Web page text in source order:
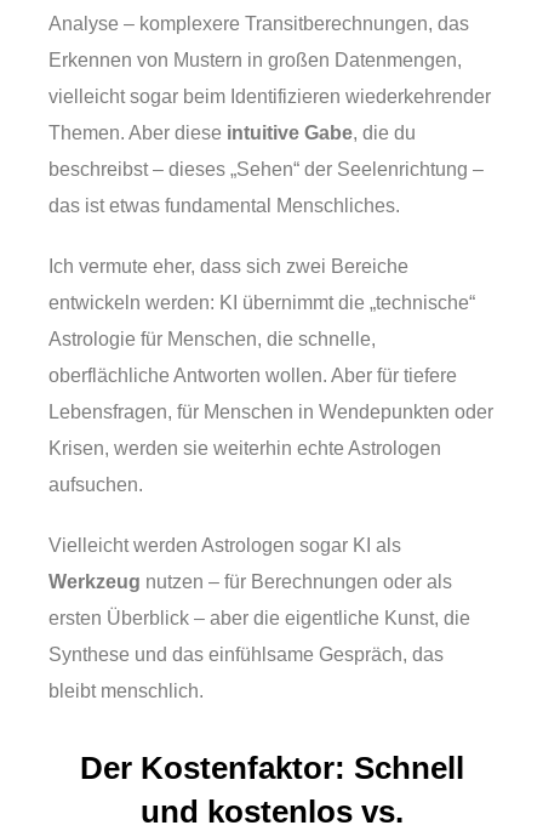
Analyse – komplexere Transitberechnungen, das
Erkennen von Mustern in großen Datenmengen,
vielleicht sogar beim Identifizieren wiederkehrender
Themen. Aber diese intuitive Gabe, die du
beschreibst – dieses „Sehen“ der Seelenrichtung –
das ist etwas fundamental Menschliches.
Ich vermute eher, dass sich zwei Bereiche
entwickeln werden: KI übernimmt die „technische“
Astrologie für Menschen, die schnelle,
oberflächliche Antworten wollen. Aber für tiefere
Lebensfragen, für Menschen in Wendepunkten oder
Krisen, werden sie weiterhin echte Astrologen
aufsuchen.
Vielleicht werden Astrologen sogar KI als
Werkzeug nutzen – für Berechnungen oder als
ersten Überblick – aber die eigentliche Kunst, die
Synthese und das einfühlsame Gespräch, das
bleibt menschlich.
Der Kostenfaktor: Schnell
und kostenlos vs.